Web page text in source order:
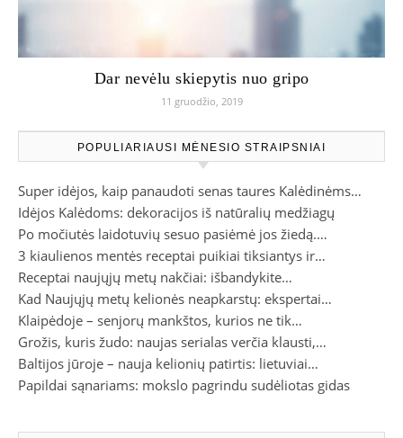
Dar nevėlu skiepytis nuo gripo
11 gruodžio, 2019
POPULIARIAUSI MĖNESIO STRAIPSNIAI
Super idėjos, kaip panaudoti senas taures Kalėdinėms…
Idėjos Kalėdoms: dekoracijos iš natūralių medžiagų
Po močiutės laidotuvių sesuo pasiėmė jos žiedą.…
3 kiaulienos mentės receptai puikiai tiksiantys ir…
Receptai naujųjų metų nakčiai: išbandykite…
Kad Naujųjų metų kelionės neapkarstų: ekspertai…
Klaipėdoje – senjorų mankštos, kurios ne tik…
Grožis, kuris žudo: naujas serialas verčia klausti,…
Baltijos jūroje – nauja kelionių patirtis: lietuviai…
Papildai sąnariams: mokslo pagrindu sudėliotas gidas